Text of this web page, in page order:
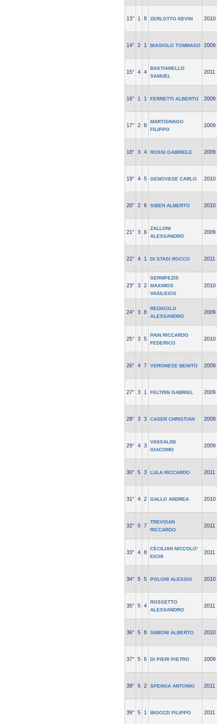
13° 1 8 ZERLOTTO KEVIN 2010
14° 2 1 BIASIOLO TOMMASO 2009
15° 4 4
BASTIANELLO
SAMUEL
2011
16° 1 1 FERRETTI ALBERTO 2009
17° 2 8
MARTIGNAGO
FILIPPO
2009
18° 3 4 ROSSI GABRIELE 2009
19° 4 5 GENOVESE CARLO 2010
20° 2 6 SIBEN ALBERTO 2010
21° 3 6
ZALLONI
ALESSANDRO
2009
22° 4 1 DI STASI ROCCO 2011
23° 3 2
SERMPEZIS
MAXIMOS
VASILEIOS
2010
24° 3 8
REDIGOLO
ALESSANDRO
2009
25° 3 5
PAIN RICCARDO
FEDERICO
2010
26° 4 7 VERONESE BENITO 2009
27° 3 1 FELTRIN GABRIEL 2009
28° 3 3 CASER CHRISTIAN 2009
29° 4 3
VASSALINI
GIACOMO
2009
30° 5 3 LULA RICCARDO 2011
31° 4 2 GALLO ANDREA 2010
32° 5 7
TREVISAN
RICCARDO
2011
33° 4 8
CECILIAN NICCOLO'
EICHI
2011
34° 5 5 POLONI ALESSIO 2010
35° 5 4
ROSSETTO
ALESSANDRO
2011
36° 5 8 SIMIONI ALBERTO 2010
37° 5 6 DI PIERI PIETRO 2009
38° 5 2 SPENGA ANTONIO 2011
39° 5 1 BIGOZZI FILIPPO 2011